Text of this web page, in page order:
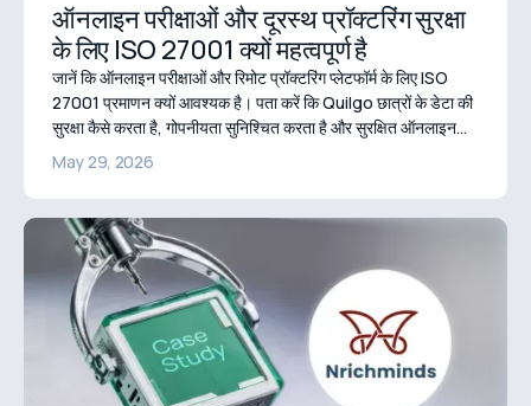
ऑनलाइन परीक्षाओं और दूरस्थ प्रॉक्टरिंग सुरक्षा
के लिए ISO 27001 क्यों महत्वपूर्ण है
जानें कि ऑनलाइन परीक्षाओं और रिमोट प्रॉक्टरिंग प्लेटफॉर्म के लिए ISO
27001 प्रमाणन क्यों आवश्यक है। पता करें कि Quilgo छात्रों के डेटा की
सुरक्षा कैसे करता है, गोपनीयता सुनिश्चित करता है और सुरक्षित ऑनलाइन
मूल्यांकन बनाए रखता है।
May 29, 2026